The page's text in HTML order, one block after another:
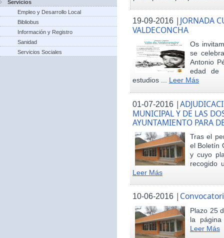
Servicios
Empleo y Desarrollo Local
Bibliobus
Información y Registro
Sanidad
Servicios Sociales
19-09-2016 | JORNADA
VALDECONCHA
Os
se
Antonio
edad de
estudios ... Leer Más
01-07-2016 |
MUNICIPAL Y DE LAS
AYUNTAMIENTO PARA
Tras el
el Boletín
y cuyo
recogido
Leer Más
10-06-2016 |
Plazo 25
la
Leer Más